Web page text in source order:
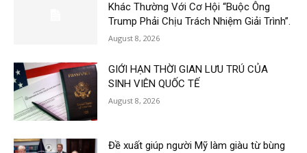
Khác Thường Với Cơ Hội “Buộc Ông
Trump Phải Chịu Trách Nhiệm Giải Trình”.
August 8, 2026
GIỚI HẠN THỜI GIAN LƯU TRÚ CỦA
SINH VIÊN QUỐC TẾ
August 8, 2026
Đề xuất giúp người Mỹ làm giàu từ bùng